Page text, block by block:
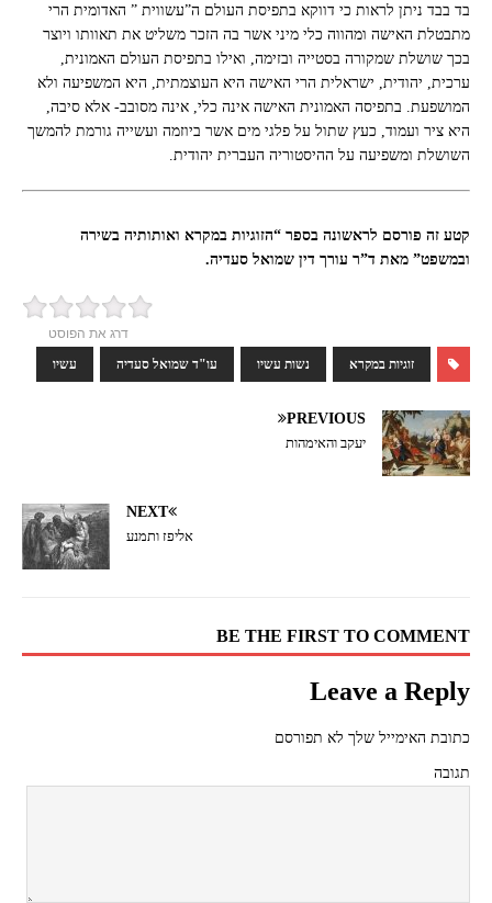
בד בבד ניתן לראות כי דווקא בתפיסת העולם ה”עשווית ” האדומית הרי
מתבטלת האישה ומהווה כלי מיני אשר בה הזכר משליט את תאוותו ויוצר
בכך שושלת שמקורה בסטייה ובזימה, ואילו בתפיסת העולם האמונית,
ערכית, יהודית, ישראלית הרי האישה היא העוצמתית, היא המשפיעה ולא
המושפעת. בתפיסה האמונית האישה אינה כלי, אינה מסובב- אלא סיבה,
היא ציר ועמוד, כעץ שתול על פלגי מים אשר ביוזמה ועשייה גורמת להמשך
השושלת ומשפיעה על ההיסטוריה העברית יהודית.
קטע זה פורסם לראשונה בספר “הזוגיות במקרא ואותותיה בשירה
ובמשפט” מאת ד”ר עורך דין שמואל סעדיה.
דרג את הפוסט
זוגיות במקרא
נשות עשיו עו"ד שמואל סעדיה עשיו
PREVIOUS
יעקב והאימהות
NEXT
אליפז ותמנע
BE THE FIRST TO COMMENT
Leave a Reply
כתובת האימייל שלך לא תפורסם
תגובה